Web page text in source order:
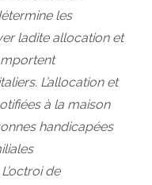
les
ladite allocation et
L’allocation et
à la maison
handicapées
de